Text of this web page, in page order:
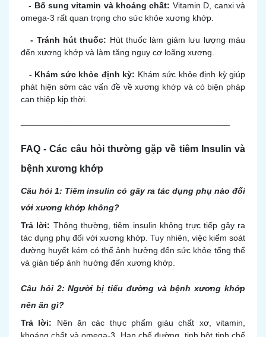
- Bổ sung vitamin và khoáng chất: Vitamin D, canxi và
omega-3 rất quan trọng cho sức khỏe xương khớp.
- Tránh hút thuốc: Hút thuốc làm giảm lưu lượng máu
đến xương khớp và làm tăng nguy cơ loãng xương.
- Khám sức khỏe định kỳ: Khám sức khỏe định kỳ giúp
phát hiện sớm các vấn đề về xương khớp và có biện pháp
can thiệp kịp thời.
FAQ - Các câu hỏi thường gặp về tiêm Insulin và
bệnh xương khớp
Câu hỏi 1: Tiêm insulin có gây ra tác dụng phụ nào đối
với xương khớp không?
Trả lời: Thông thường, tiêm insulin không trực tiếp gây ra
tác dụng phụ đối với xương khớp. Tuy nhiên, việc kiểm soát
đường huyết kém có thể ảnh hưởng đến sức khỏe tổng thể
và gián tiếp ảnh hưởng đến xương khớp.
Câu hỏi 2: Người bị tiểu đường và bệnh xương khớp
nên ăn gì?
Trả lời: Nên ăn các thực phẩm giàu chất xơ, vitamin,